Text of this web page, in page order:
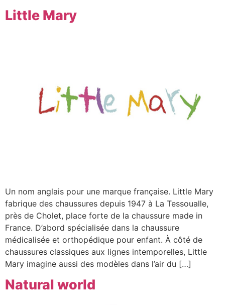
Little Mary
Un nom anglais pour une marque française. Little Mary
fabrique des chaussures depuis 1947 à La Tessoualle,
près de Cholet, place forte de la chaussure made in
France. D’abord spécialisée dans la chaussure
médicalisée et orthopédique pour enfant. À côté de
chaussures classiques aux lignes intemporelles, Little
Mary imagine aussi des modèles dans l’air du […]
Natural world